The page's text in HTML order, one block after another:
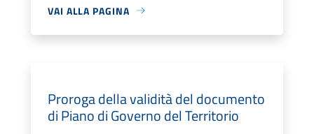
VAI ALLA PAGINA
Proroga della validità del documento
di Piano di Governo del Territorio